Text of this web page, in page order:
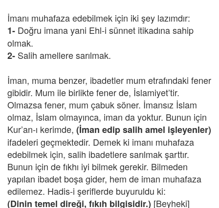
İmanı muhafaza edebilmek için iki şey lazımdır:
1- Doğru imana yani Ehl-i sünnet itikadına sahip
olmak.
2- Salih amellere sarılmak.
İman, muma benzer, ibadetler mum etrafındaki fener
gibidir. Mum ile birlikte fener de, İslamiyet’tir.
Olmazsa fener, mum çabuk söner. İmansız İslam
olmaz, İslam olmayınca, iman da yoktur. Bunun için
Kur’an-ı kerimde, (İman edip salih amel işleyenler)
ifadeleri geçmektedir. Demek ki imanı muhafaza
edebilmek için, salih ibadetlere sarılmak şarttır.
Bunun için de fıkhı iyi bilmek gerekir. Bilmeden
yapılan ibadet boşa gider, hem de iman muhafaza
edilemez. Hadis-i şeriflerde buyuruldu ki:
(Dinin temel direği, fıkıh bilgisidir.) [Beyheki]